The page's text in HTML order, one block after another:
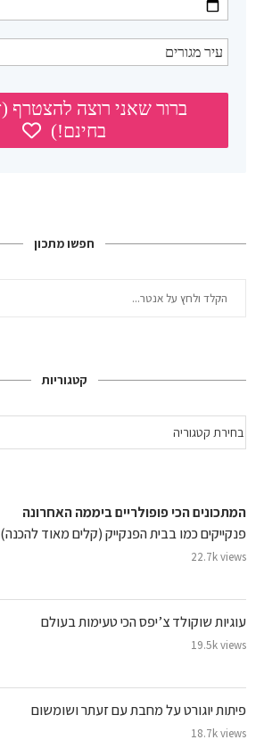
חפשו מתכון
קטגוריות
המתכונים הכי פופולריים ביממה האחרונה
פנקייקים כמו בבית הפנקייק (קלים מאוד להכנה)
22.7k views
עוגיות שוקולד צ’יפס הכי טעימות בעולם
19.5k views
פיתות יוגורט על מחבת עם זעתר ושומשום
18.7k views